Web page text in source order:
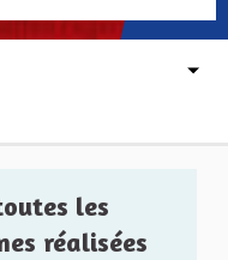
les
réalisées